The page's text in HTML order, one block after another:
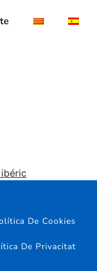
De Cookies
De Privacitat